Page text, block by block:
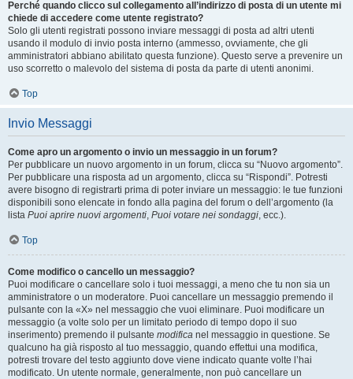
Perché quando clicco sul collegamento all’indirizzo di posta di un utente mi
chiede di accedere come utente registrato?
Solo gli utenti registrati possono inviare messaggi di posta ad altri utenti
usando il modulo di invio posta interno (ammesso, ovviamente, che gli
amministratori abbiano abilitato questa funzione). Questo serve a prevenire un
uso scorretto o malevolo del sistema di posta da parte di utenti anonimi.
Top
Invio Messaggi
Come apro un argomento o invio un messaggio in un forum?
Per pubblicare un nuovo argomento in un forum, clicca su “Nuovo argomento”.
Per pubblicare una risposta ad un argomento, clicca su “Rispondi”. Potresti
avere bisogno di registrarti prima di poter inviare un messaggio: le tue funzioni
disponibili sono elencate in fondo alla pagina del forum o dell’argomento (la
lista Puoi aprire nuovi argomenti, Puoi votare nei sondaggi, ecc.).
Top
Come modifico o cancello un messaggio?
Puoi modificare o cancellare solo i tuoi messaggi, a meno che tu non sia un
amministratore o un moderatore. Puoi cancellare un messaggio premendo il
pulsante con la «X» nel messaggio che vuoi eliminare. Puoi modificare un
messaggio (a volte solo per un limitato periodo di tempo dopo il suo
inserimento) premendo il pulsante modifica nel messaggio in questione. Se
qualcuno ha già risposto al tuo messaggio, quando effettui una modifica,
potresti trovare del testo aggiunto dove viene indicato quante volte l’hai
modificato. Un utente normale, generalmente, non può cancellare un